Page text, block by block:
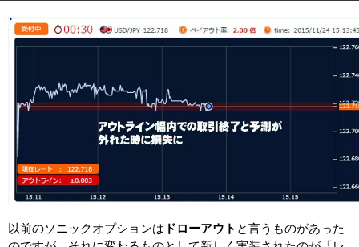
以前のソニックオプションは ドローアウト と言うものがあった